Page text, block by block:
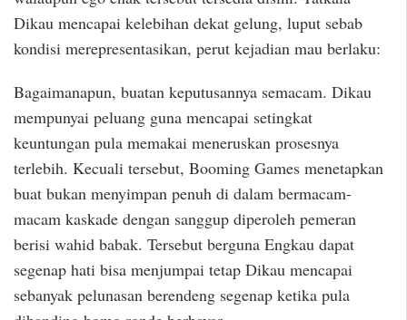
Dikau mencapai kelebihan dekat gelung, luput sebab
kondisi merepresentasikan, perut kejadian mau berlaku:
Bagaimanapun, buatan keputusannya semacam. Dikau
mempunyai peluang guna mencapai setingkat
keuntungan pula memakai meneruskan prosesnya
terlebih. Kecuali tersebut, Booming Games menetapkan
buat bukan menyimpan penuh di dalam bermacam-
macam kaskade dengan sanggup diperoleh pemeran
berisi wahid babak. Tersebut berguna Engkau dapat
segenap hati bisa menjumpai tetap Dikau mencapai
sebanyak pelunasan berendeng segenap ketika pula